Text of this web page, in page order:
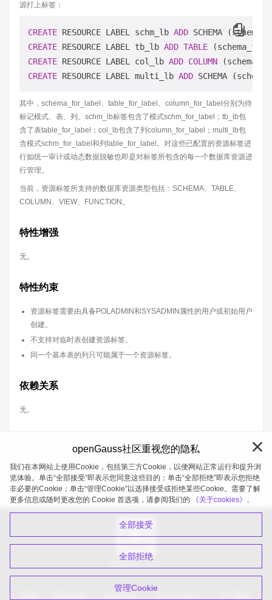
源打上标签：
CREATE RESOURCE LABEL schm_lb ADD
CREATE RESOURCE LABEL tb_lb ADD TABLE
CREATE RESOURCE LABEL col_lb ADD COLUMN
CREATE RESOURCE LABEL multi_lb ADD SCHEMA
其中，schema_for_label、table_for_label、column_for_label分别为待
标记模式、表、列。schm_lb标签包含了模式schm_for_label；tb_lb包
含了表table_for_label；col_lb包含了列column_for_label；multi_lb包
含模式schm_for_label和列table_for_label。对这些已配置的资源标签进
行如统一审计或动态数据脱敏也即是对标签所包含的每一个数据库资源进
行管理。
当前，资源标签所支持的数据库资源类型包括：SCHEMA、TABLE、
COLUMN、VIEW、FUNCTION。
特性增强
无。
特性约束
资源标签需要由具备POLADMIN和SYSADMIN属性的用户或初始用户
创建。
不支持对临时表创建资源标签。
同一个基本表的列只可能属于一个资源标签。
依赖关系
无。
openGauss 2026-08-07 20:27:02
openGauss社区重视您的隐私
我们在本网站上使用Cookie，包括第三方Cookie，以便网站正常运行和提升浏
览体验。单击“全部接受”即表示您同意这些目的；单击“全部拒绝”即表示您拒绝
非必要的Cookie；单击“管理Cookie”以选择接受或拒绝某些Cookie。需要了解
更多信息或随时更改您的 Cookie 首选项，请参阅我们的
《关于cookies》。
全部接受
全部拒绝
管理Cookie